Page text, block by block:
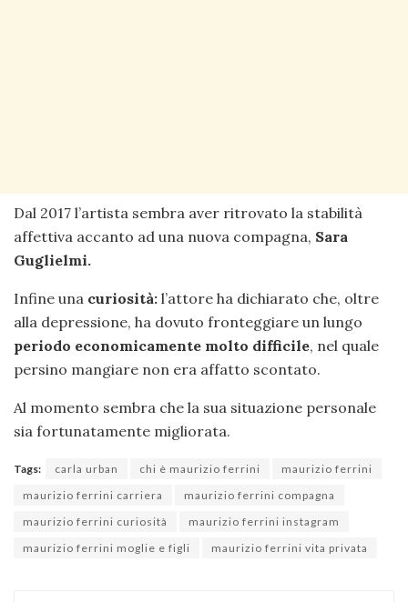
Dal 2017 l’artista sembra aver ritrovato la stabilità
affettiva accanto ad una nuova compagna, Sara
Guglielmi.
Infine una curiosità: l’attore ha dichiarato che, oltre
alla depressione, ha dovuto fronteggiare un lungo
periodo economicamente molto difficile, nel quale
persino mangiare non era affatto scontato.
Al momento sembra che la sua situazione personale
sia fortunatamente migliorata.
Tags: carla urban chi è maurizio ferrini
maurizio ferrini
maurizio ferrini carriera
maurizio ferrini compagna
maurizio ferrini curiosità
maurizio ferrini instagram
maurizio ferrini moglie e figli
maurizio ferrini vita privata